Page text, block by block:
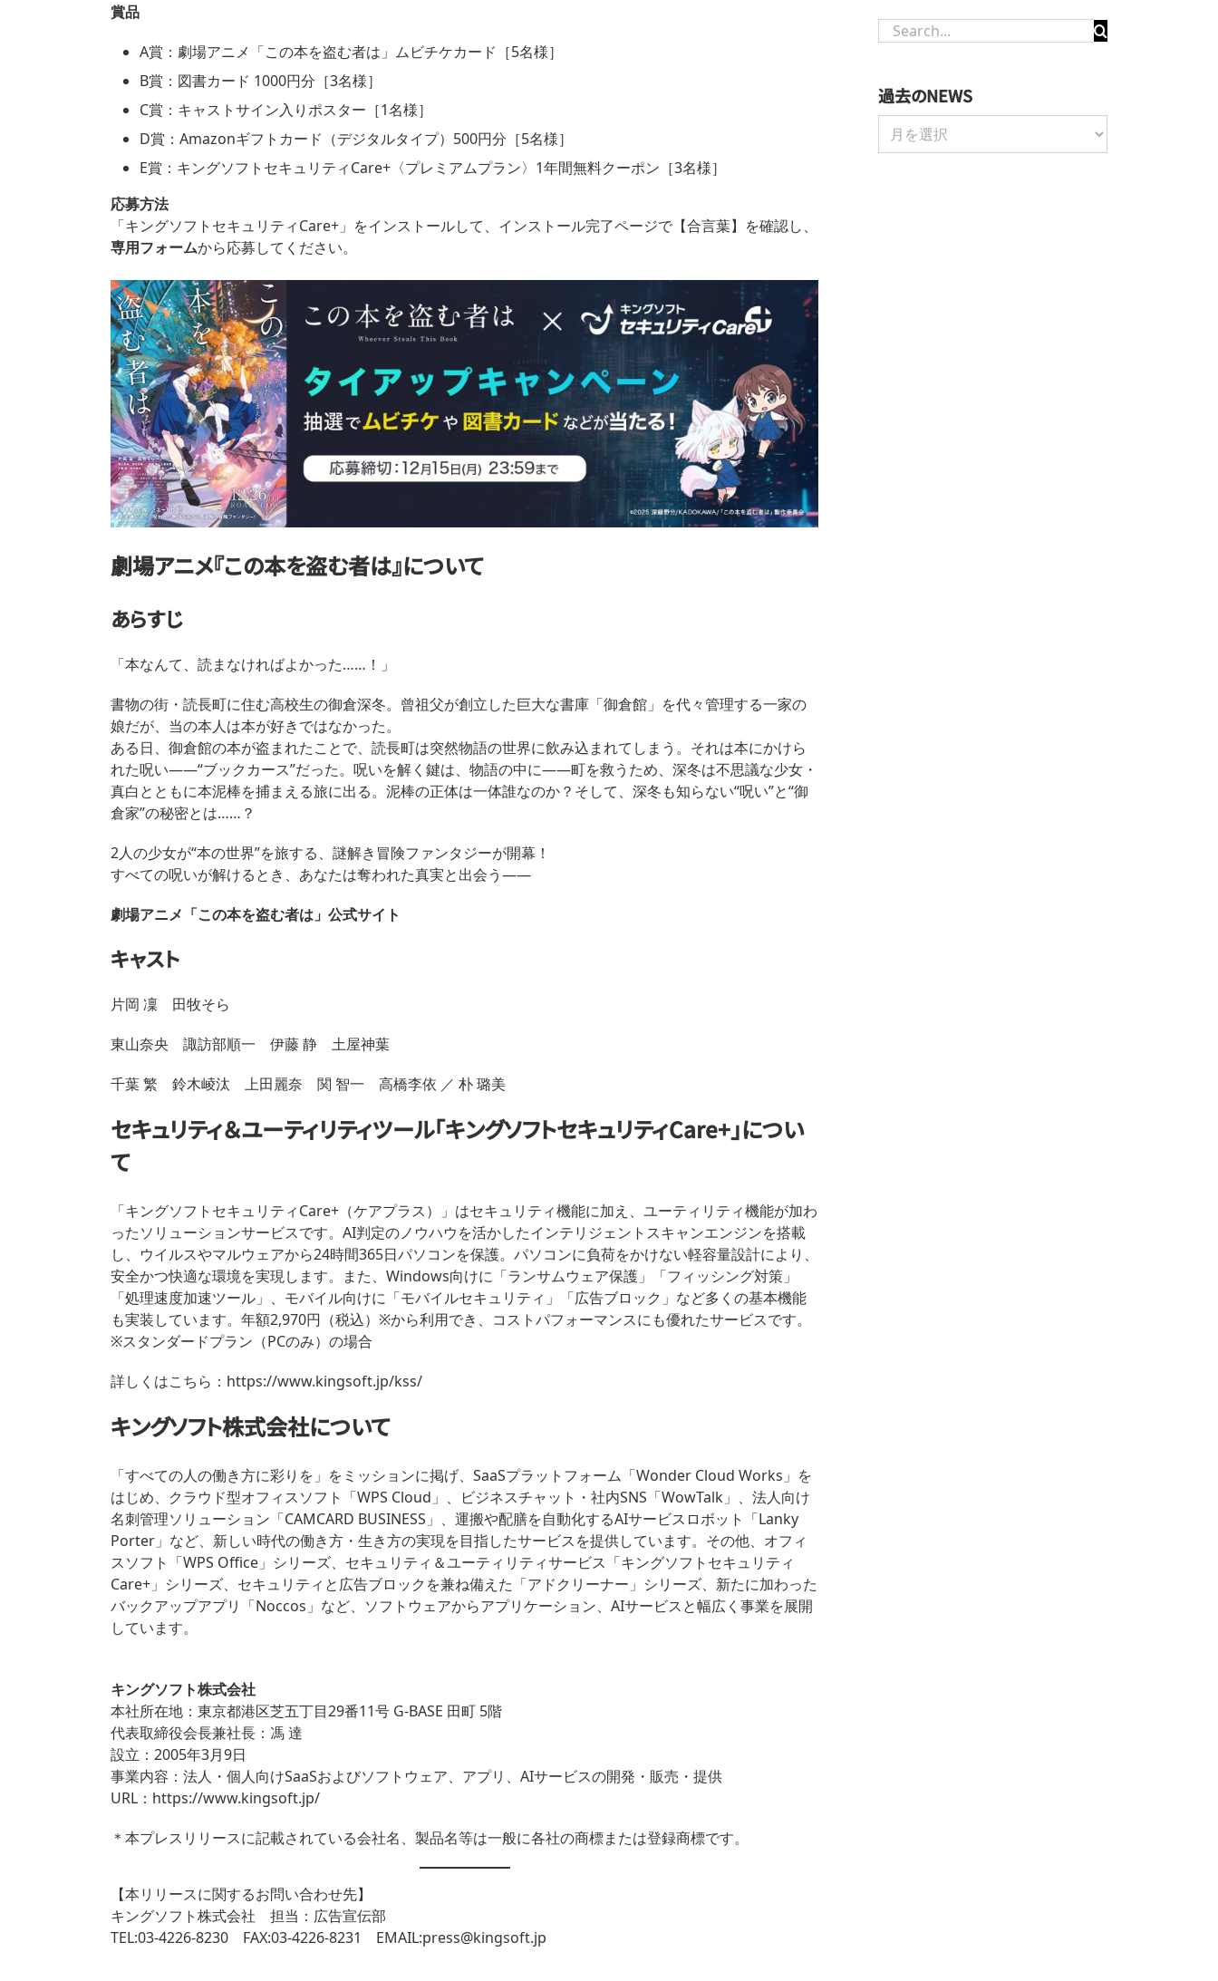
賞品
A賞：劇場アニメ「この本を盗む者は」ムビチケカード［5名様］
B賞：図書カード 1000円分［3名様］
C賞：キャストサイン入りポスター［1名様］
D賞：Amazonギフトカード（デジタルタイプ）500円分［5名様］
E賞：キングソフトセキュリティCare+〈プレミアムプラン〉1年間無料クーポン［3名様］
応募方法
「キングソフトセキュリティCare+」をインストールして、インストール完了ページで【合言葉】を確認し、
専用フォームから応募してください。
劇場アニメ『この本を盗む者は』について
あらすじ
「本なんて、読まなければよかった……！」
書物の街・読長町に住む高校生の御倉深冬。曾祖父が創立した巨大な書庫「御倉館」を代々管理する一家の
娘だが、当の本人は本が好きではなかった。
ある日、御倉館の本が盗まれたことで、読長町は突然物語の世界に飲み込まれてしまう。それは本にかけら
れた呪い――“ブックカース”だった。呪いを解く鍵は、物語の中に――町を救うため、深冬は不思議な少女・
真白とともに本泥棒を捕まえる旅に出る。泥棒の正体は一体誰なのか？そして、深冬も知らない“呪い”と“御
倉家”の秘密とは……？
2人の少女が“本の世界”を旅する、謎解き冒険ファンタジーが開幕！
すべての呪いが解けるとき、あなたは奪われた真実と出会う――
劇場アニメ「この本を盗む者は」公式サイト
キャスト
片岡 凜 田牧そら
東山奈央 諏訪部順一 伊藤 静 土屋神葉
千葉 繁 鈴木崚汰 上田麗奈 関 智一 高橋李依 ／ 朴 璐美
セキュリティ＆ユーティリティツール「キングソフトセキュリティCare+」につい
て
「キングソフトセキュリティCare+（ケアプラス）」はセキュリティ機能に加え、ユーティリティ機能が加わ
ったソリューションサービスです。AI判定のノウハウを活かしたインテリジェントスキャンエンジンを搭載
し、ウイルスやマルウェアから24時間365日パソコンを保護。パソコンに負荷をかけない軽容量設計により、
安全かつ快適な環境を実現します。また、Windows向けに「ランサムウェア保護」「フィッシング対策」
「処理速度加速ツール」、モバイル向けに「モバイルセキュリティ」「広告ブロック」など多くの基本機能
も実装しています。年額2,970円（税込）※から利用でき、コストパフォーマンスにも優れたサービスです。
※スタンダードプラン（PCのみ）の場合
詳しくはこちら： https://www.kingsoft.jp/kss/
キングソフト株式会社について
「すべての人の働き方に彩りを」をミッションに掲げ、SaaSプラットフォーム「Wonder Cloud Works」を
はじめ、クラウド型オフィスソフト「WPS Cloud」、ビジネスチャット・社内SNS「WowTalk」、法人向け
名刺管理ソリューション「CAMCARD BUSINESS」、運搬や配膳を自動化するAIサービスロボット「Lanky
Porter」など、新しい時代の働き方・生き方の実現を目指したサービスを提供しています。その他、オフィ
スソフト「WPS Office」シリーズ、セキュリティ＆ユーティリティサービス「キングソフトセキュリティ
Care+」シリーズ、セキュリティと広告ブロックを兼ね備えた「アドクリーナー」シリーズ、新たに加わった
バックアップアプリ「Noccos」など、ソフトウェアからアプリケーション、AIサービスと幅広く事業を展開
しています。
キングソフト株式会社
本社所在地：東京都港区芝五丁目29番11号 G-BASE 田町 5階
代表取締役会長兼社長：馮 達
設立：2005年3月9日
事業内容：法人・個人向けSaaSおよびソフトウェア、アプリ、AIサービスの開発・販売・提供
URL： https://www.kingsoft.jp/
＊本プレスリリースに記載されている会社名、製品名等は一般に各社の商標または登録商標です。
【本リリースに関するお問い合わせ先】
キングソフト株式会社 担当：広告宣伝部
TEL:03-4226-8230 FAX:03-4226-8231 EMAIL:press@kingsoft.jp
Search
過去のNEWS
去